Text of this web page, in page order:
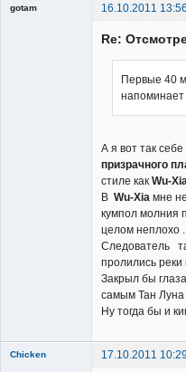
gotam
16.10.2011
Re:
Первые 40
напоминает
А я вот так
призрачного
стиле как Wu-Xia
В Wu-Xia мне
кумпол молния
целом неплохо .
Следователь
пролились реки
Закрыл бы
самым Тан Луна
Ну тогда бы и
Chicken
17.10.2011